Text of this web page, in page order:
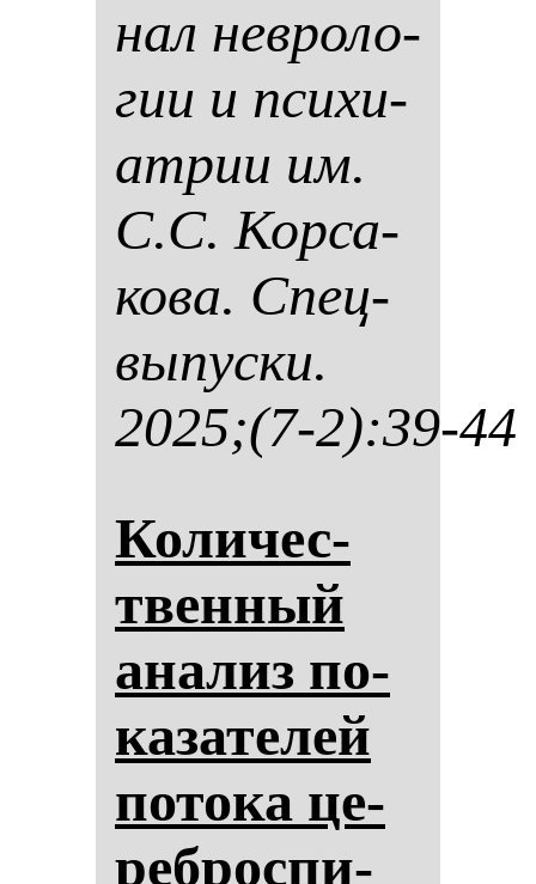
нал нев­ро­ло­
гии и пси­хи­
ат­рии им.
С.С. Кор­са­
ко­ва. Спец­
вы­пус­ки.
2025;(7-2):39-44
Ко­ли­чес­
твен­ный
ана­лиз по­
ка­за­те­лей
по­то­ка це­
реб­рос­пи­